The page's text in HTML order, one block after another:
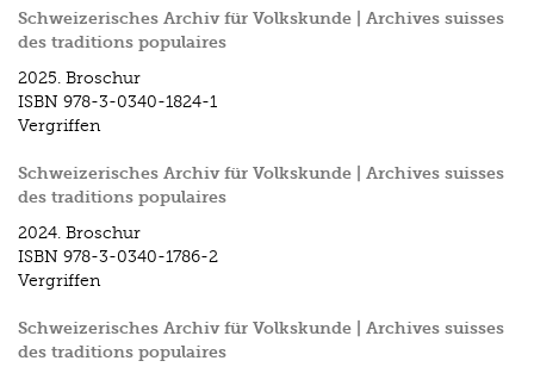
Schweizerisches Archiv für Volkskunde | Archives suisses
des traditions populaires
2025. Broschur
ISBN 978-3-0340-1824-1
Vergriffen
Schweizerisches Archiv für Volkskunde | Archives suisses
des traditions populaires
2024. Broschur
ISBN 978-3-0340-1786-2
Vergriffen
Schweizerisches Archiv für Volkskunde | Archives suisses
des traditions populaires